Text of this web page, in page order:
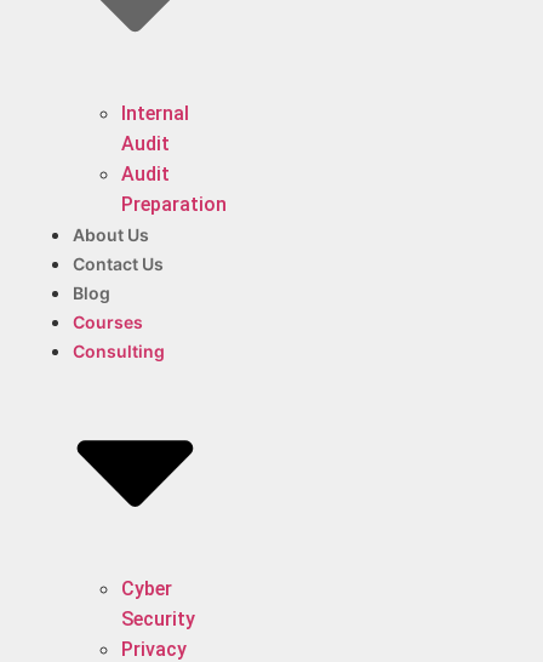
Internal
Audit
Audit
Preparation
About Us
Contact Us
Blog
Courses
Consulting
Cyber
Security
Privacy